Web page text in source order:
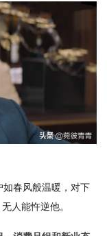
春风般温暖，对下
人能忤逆他。